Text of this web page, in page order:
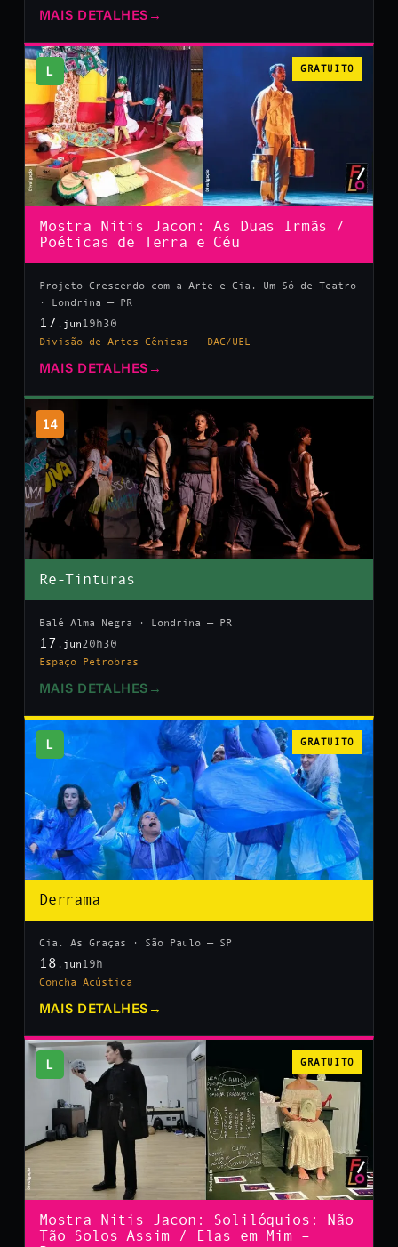
MAIS DETALHES →
L GRATUITO
Mostra Nitis Jacon: As Duas Irmãs /
Poéticas de Terra e Céu
Projeto Crescendo com a Arte e Cia. Um Só de Teatro
· Londrina — PR
17 .jun 19h30
Divisão de Artes Cênicas – DAC/UEL
MAIS DETALHES →
14
Re-Tinturas
Balé Alma Negra · Londrina — PR
17 .jun20h30
Espaço Petrobras
MAIS DETALHES →
L GRATUITO
Derrama
Cia. As Graças · São Paulo — SP
18 .jun 19h
Concha Acústica
MAIS DETALHES →
L GRATUITO
Mostra Nitis Jacon: Solilóquios: Não
Tão Solos Assim / Elas em Mim –